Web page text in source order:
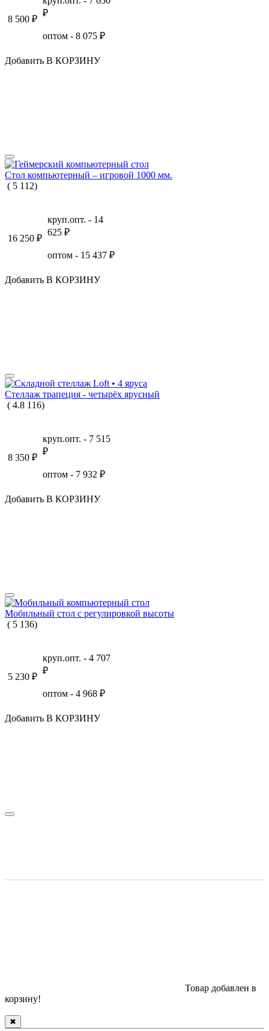
8 500 ₽
₽
оптом - 8 075 ₽
Добавить В КОРЗИНУ
Стол компьютерный – игровой 1000 мм.
( 5 112)
16 250 ₽
круп.опт. - 14
625 ₽
оптом - 15 437 ₽
Добавить В КОРЗИНУ
Стеллаж трапеция - четырёх ярусный
( 4.8 116)
8 350 ₽
круп.опт. - 7 515
₽
оптом - 7 932 ₽
Добавить В КОРЗИНУ
Мобильный стол с регулировкой высоты
( 5 136)
5 230 ₽
круп.опт. - 4 707
₽
оптом - 4 968 ₽
Добавить В КОРЗИНУ
Товар добавлен в
корзину!
✖